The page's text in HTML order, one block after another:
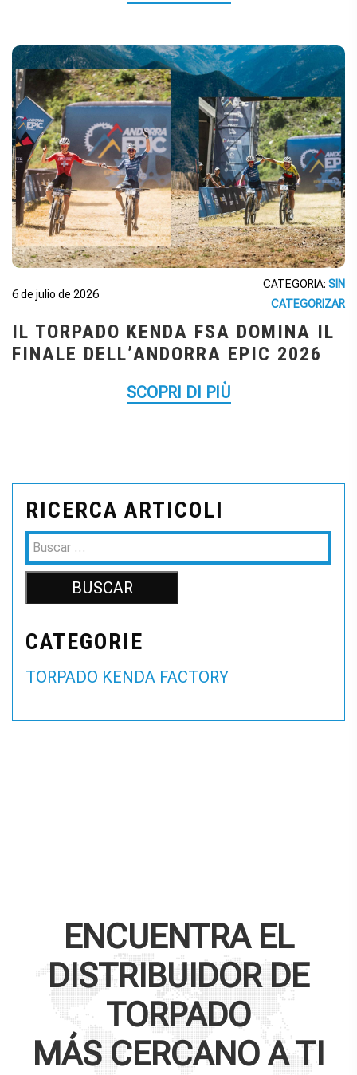
6 de julio de 2026
CATEGORIA: SIN
CATEGORIZAR
IL TORPADO KENDA FSA DOMINA IL
FINALE DELL’ANDORRA EPIC 2026
SCOPRI DI PIÙ
RICERCA ARTICOLI
CATEGORIE
TORPADO KENDA FACTORY
ENCUENTRA EL
DISTRIBUIDOR DE
TORPADO
MÁS CERCANO A TI